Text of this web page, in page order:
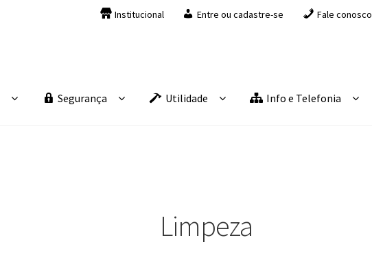
Institucional Entre ou cadastre-se Fale conosco
Segurança Utilidade Info e Telefonia
Limpeza